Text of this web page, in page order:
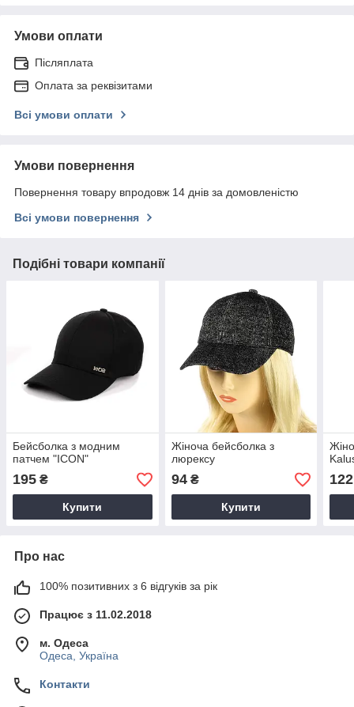
Умови оплати
Післяплата
Оплата за реквізитами
Всі умови оплати
Умови повернення
Повернення товару впродовж 14 днів за домовленістю
Всі умови повернення
Подібні товари компанії
Бейсболка з модним
патчем "ICON"
195 ₴
Купити
Жіноча бейсболка з
люрексу
94₴
Купити
122
Про нас
100% позитивних з 6 відгуків за рік
Працює з 11.02.2018
м. Одеса
Одеса, Україна
Контакти